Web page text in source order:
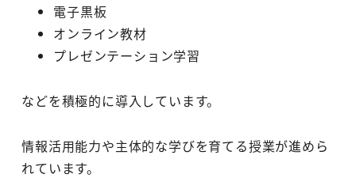
電子黒板
オンライン教材
プレゼンテーション学習
などを積極的に導入しています。
情報活用能力や主体的な学びを育てる授業が進めら
れています。